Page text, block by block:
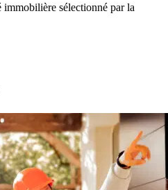
immobilière sélectionné par la